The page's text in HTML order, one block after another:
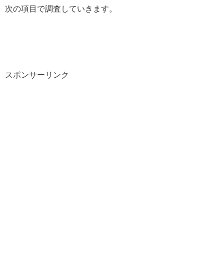
次の項目で調査していきます。
スポンサーリンク